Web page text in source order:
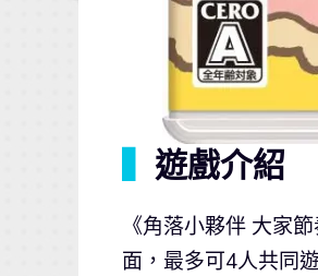
遊戲介紹
《角落小夥伴 大家
面，最多可4人共同